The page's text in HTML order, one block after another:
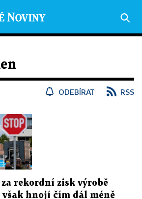
ODEBÍRAT RSS
rekordní zisk výrobě
však hnojí čím dál méně